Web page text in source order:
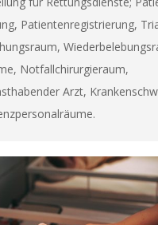
Patientenregistrierung,
Notfallchirurgieraum,
Arzt,